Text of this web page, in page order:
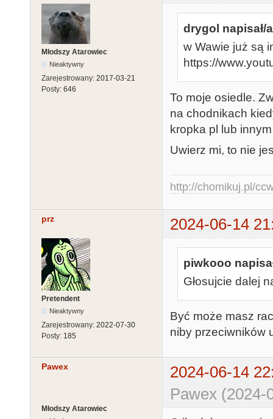
Młodszy Atarowiec
Nieaktywny
Zarejestrowany: 2017-03-21
Posty: 646
drygol napisał/
w Wawie już są
https://
To moje osiedle.
na chodnikach
kropka pl lub
Uwierz mi, to nie
http://chomikuj.pl/
prz 2024-06-14
Pretendent
Nieaktywny
Zarejestrowany: 2022-07-30
Posty: 185
piwkooo
Głosujcie dalej
Być może masz
niby przeciwników
Pawex
2024-06-14
Pawex (2024-
Młodszy Atarowiec